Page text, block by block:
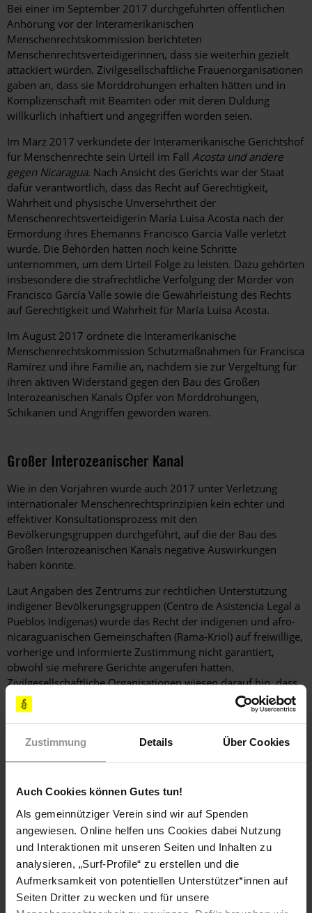
Zustimmung Details Über Cookies
Auch Cookies können Gutes tun!
Als gemeinnütziger Verein sind wir auf Spenden
angewiesen. Online helfen uns Cookies dabei Nutzung
und Interaktionen mit unseren Seiten und Inhalten zu
analysieren, „Surf-Profile“ zu erstellen und die
Aufmerksamkeit von potentiellen Unterstützer*innen auf
Seiten Dritter zu wecken und für unsere
Bei einer im September 2017 durchgeführten öffentlichen
Anhörung vor der Interamerikanischen
Menschenrechtskommission berichteten
Menschenrechtsverteidigerinnen, dass sie weiterhin gezielt
attackiert würden. Zivilgesellschaftliche Frauenorganisationen
gaben an, dass sie Morddrohungen erhalten hätten und in
Komplizenschaft mit Beamten oder mit deren Duldung
willkürlich inhaftiert und angegriffen worden seien.
Im März 2017 verkündete der Interamerikanische Gerichtshof
für Menschenrechte sein Urteil im Fall Acosta und andere
gegen Nicaragua. Nach Ansicht des Gerichts war der Staat
dafür verantwortlich, dass das Recht auf Gerechtigkeit,
Wahrheit und physische Unversehrtheit der
Menschenrechtsverteidigerin María Luisa Acosta nach der
Ermordung ihres Ehemanns Francisco García Valle verletzt
wurde. Die Behörden hatten noch keine Schritte
unternommen, um dem Urteil Folge zu leisten. Dazu gehörten
insbesondere die strafrechtliche Verfolgung der Mörder von
Francisco García Valle sowie die Gewährleistung des Rechts
auf Gerechtigkeit und Wahrheit für María Luisa Acosta.
Im August 2017 ordnete die Interamerikanische
Menschenrechtskommission Schutzmaßnahmen für Francisca
Ramírez und ihre Familie an, nachdem sie zur Vergeltung für
ihren aktiven Widerstand gegen den Bau des Großen
Interozeanischen Kanals Opfer von Morddrohungen,
Schikanen und Angriffen geworden waren.
Großer Interozeanischer Kanal
Wie in den Vorjahren wurde auch 2017 unter Verletzung
internationaler Menschenrechtsprinzipien kein echter und
effektiver Konsultationsprozess mit den
Bevölkerungsgruppen durchgeführt, auf die der Bau des
Großen Interozeanischen Kanals negative Auswirkungen
haben könnte.
Laut Angaben des Zentrums zur rechtlichen Unterstützung
indigener Bevölkerungsgruppen (Centro de Asistencia Legal a
Pueblos Indígenas) wurde das Recht der indigenen und afro-
nicaraguanischen Gemeinschaften (Rama-Kriol) auf freiwillige,
vorherige und informierte Zustimmung nicht garantiert,
obwohl sie mehrere Gerichte angerufen hatten.
Zivilgesellschaftliche Organisationen wiesen darauf hin, dass
das Projekt, das neben anderen Infrastrukturmaßnahmen
eine Öl-Pipeline und zwei Häfen umfasst, Hunderttausende
Menschen betreffen würde, die dem Risiko von
Zwangsräumungen ausgesetzt wären.
Kleinbauerngemeinschaften riefen weiterhin zur Aufhebung
des Kanalgesetzes (Gesetz 840) auf, da es keine
ausreichenden Bestimmungen zum Schutz der Rechte
indigener Bevölkerungsgruppen enthält. Ihre Forderungen
wurden jedoch nach wie vor abgewiesen. Die Behörden
hatten auch noch nichts unternommen, um einen sinnvollen
Dialog mit den vom Kanalbau voraussichtlich betroffenen
Gemeinschaften aufzunehmen.